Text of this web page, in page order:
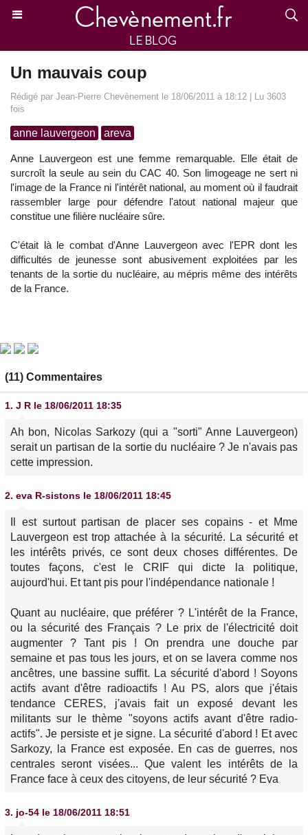
Un mauvais coup
Rédigé par Jean-Pierre Chevènement le 18/06/2011 à 18:12 | Lu 3603
fois
anne lauvergeon areva
Anne Lauvergeon est une femme remarquable. Elle était de
surcroît la seule au sein du CAC 40. Son limogeage ne sert ni
l'image de la France ni l'intérêt national, au moment où il faudrait
rassembler large pour défendre l'atout national majeur que
constitue une filière nucléaire sûre.
C'était là le combat d'Anne Lauvergeon avec l'EPR dont les
difficultés de jeunesse sont abusivement exploitées par les
tenants de la sortie du nucléaire, au mépris même des intérêts
de la France.
(11) Commentaires
1. J R le 18/06/2011 18:35
Ah bon, Nicolas Sarkozy (qui a "sorti" Anne Lauvergeon)
serait un partisan de la sortie du nucléaire ? Je n'avais pas
cette impression.
2. eva R-sistons le 18/06/2011 18:45
Il est surtout partisan de placer ses copains - et Mme
Lauvergeon est trop attachée à la sécurité. La sécurité et
les intérêts privés, ce sont deux choses différentes. De
toutes façons, c'est le CRIF qui dicte la politique,
aujourd'hui. Et tant pis pour l'indépendance nationale !
Quant au nucléaire, que préférer ? L'intérêt de la France,
ou la sécurité des Français ? Le prix de l'électricité doit
augmenter ? Tant pis ! On prendra une douche par
semaine et pas tous les jours, et on se lavera comme nos
ancêtres, une bassine suffit. La sécurité d'abord ! Soyons
actifs avant d'être radioactifs ! Au PS, alors que j'étais
tendance CERES, j'avais fait un exposé devant les
militants sur le thème "soyons actifs avant d'être radio-
actifs". Je persiste et je signe. La sécurité d'abord ! Et avec
Sarkozy, la France est exposée. En cas de guerres, nos
centrales seront visées... Que valent les intérêts de la
France face à ceux des citoyens, de leur sécurité ? Eva
3. jo-54 le 18/06/2011 18:51